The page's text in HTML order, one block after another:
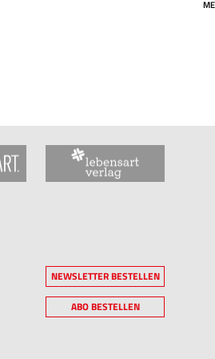
NEWSLETTER BESTELLEN
ABO BESTELLEN